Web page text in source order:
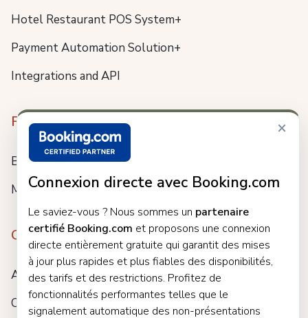
×
Connexion directe avec Booking.com
Le saviez-vous ? Nous sommes un partenaire
certifié Booking.com et proposons une connexion
directe entièrement gratuite qui garantit des mises
à jour plus rapides et plus fiables des disponibilités,
des tarifs et des restrictions. Profitez de
fonctionnalités performantes telles que le
signalement automatique des non-présentations
Hotel Restaurant POS System+
Payment Automation Solution+
Integrations and API
Resources
Blog
Meet us
Company
About
Careers